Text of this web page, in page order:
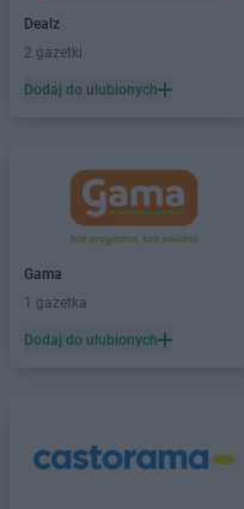
Dealz
Dealz
Ciechocinek
Dealz Czerwionka-Leszczyny
Dębica
Dobrzykowice
Drawsko Pomorskie
Dealz
Dealz Ełk
Dealz
Gliwice
Dealz Głogów
Dealz
2 gazetki
Dodaj do ulubionych
Gama
1 gazetka
Dodaj do ulubionych